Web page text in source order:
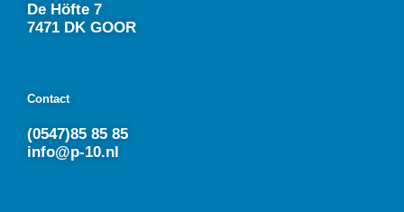
De Höfte 7
7471 DK GOOR
Contact
(0547)85 85 85
info@p-10.nl